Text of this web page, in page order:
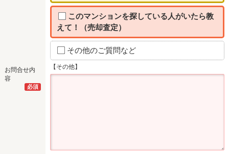
お問合せ内
容
必須
このマンションを探している人がいたら教
えて！（売却査定）
その他のご質問など
【その他】